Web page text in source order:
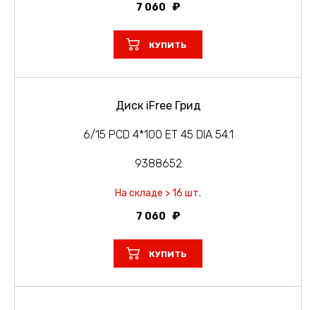
7 060
КУПИТЬ
Диск iFree Грид
6/15 PCD 4*100 ET 45 DIA 54.1
9388652
На складе > 16 шт.
7 060
КУПИТЬ